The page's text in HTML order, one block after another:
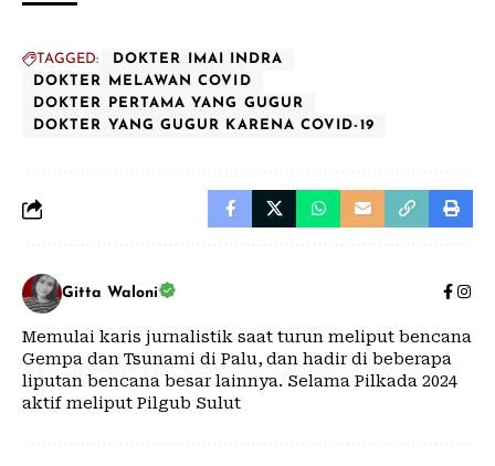
TAGGED:
DOKTER IMAI INDRA
DOKTER MELAWAN COVID
DOKTER PERTAMA YANG GUGUR
DOKTER YANG GUGUR KARENA COVID-19
Gitta Waloni
Memulai karis jurnalistik saat turun meliput bencana
Gempa dan Tsunami di Palu, dan hadir di beberapa
liputan bencana besar lainnya. Selama Pilkada 2024
aktif meliput Pilgub Sulut